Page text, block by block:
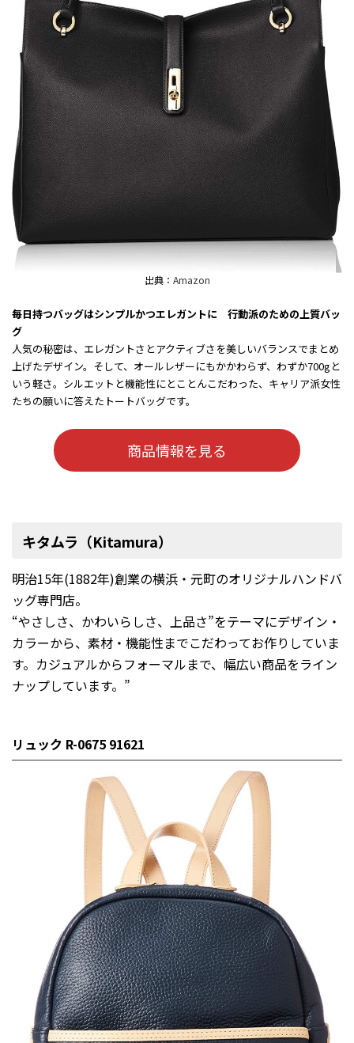
出典： Amazon
毎日持つバッグはシンプルかつエレガントに 行動派のための上質バッ
グ
人気の秘密は、エレガントさとアクティブさを美しいバランスでまとめ
上げたデザイン。そして、オールレザーにもかかわらず、わずか700gと
いう軽さ。シルエットと機能性にとことんこだわった、キャリア派女性
たちの願いに答えたトートバッグです。
商品情報を見る
キタムラ（Kitamura）
明治15年(1882年)創業の横浜・元町のオリジナルハンドバ
ッグ専門店。
“やさしさ、かわいらしさ、上品さ”をテーマにデザイン・
カラーから、素材・機能性までこだわってお作りしていま
す。カジュアルからフォーマルまで、幅広い商品をライン
ナップしています。”
リュック R-0675 91621